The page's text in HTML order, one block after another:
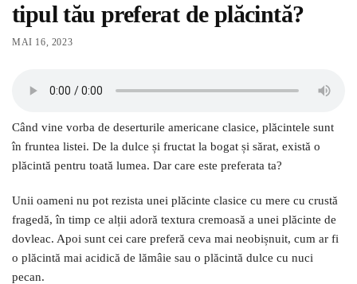
tipul tău preferat de plăcintă?
MAI 16, 2023
Când vine vorba de deserturile americane clasice, plăcintele sunt
în fruntea listei. De la dulce și fructat la bogat și sărat, există o
plăcintă pentru toată lumea. Dar care este preferata ta?
Unii oameni nu pot rezista unei plăcinte clasice cu mere cu crustă
fragedă, în timp ce alții adoră textura cremoasă a unei plăcinte de
dovleac. Apoi sunt cei care preferă ceva mai neobișnuit, cum ar fi
o plăcintă mai acidică de lămâie sau o plăcintă dulce cu nuci
pecan.